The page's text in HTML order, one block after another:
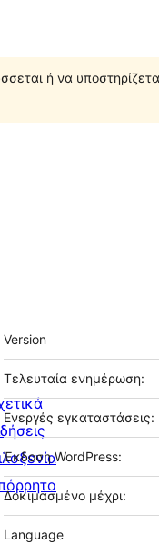
ή να
Μεταστοιχεία
Version
Τελευταία ενημέρωση:
Ενεργές εγκαταστάσεις:
Έκδοση WordPress:
Δοκιμασμένο μέχρι:
Language